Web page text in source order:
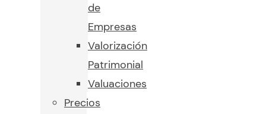
de
Empresas
Valorización
Patrimonial
Valuaciones
Precios